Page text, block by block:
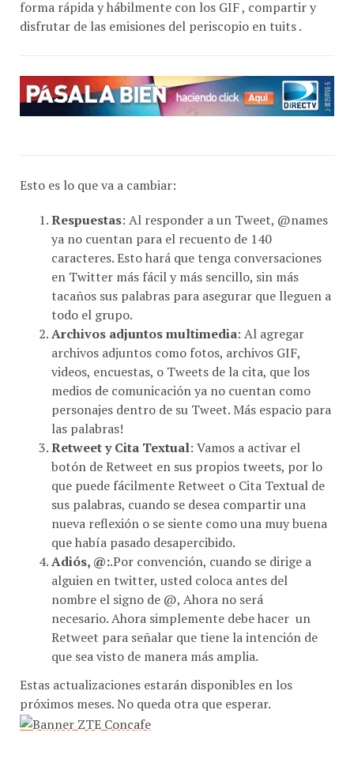
disfrutar de las emisiones del periscopio en tuits .
ya no cuentan para el recuento de 140
caracteres. Esto hará que tenga conversaciones
en Twitter más fácil y más sencillo, sin más
tacaños sus palabras para asegurar que lleguen a
todo el grupo.
Archivos adjuntos multimedia
archivos adjuntos como fotos, archivos GIF,
videos, encuestas, o Tweets de la cita, que los
medios de comunicación ya no cuentan como
personajes dentro de su Tweet. Más espacio para
las palabras!
Retweet y Cita Textual
botón de Retweet en sus propios tweets, por lo
que puede fácilmente Retweet o Cita Textual de
sus palabras, cuando se desea compartir una
nueva reflexión o se siente como una muy buena
que había pasado desapercibido.
Adiós, @: .Por convención, cuando se dirige a
alguien en twitter, usted coloca antes del
nombre el signo de @, Ahora no será
necesario. Ahora simplemente debe hacer un
Retweet para señalar que tiene la intención de
que sea visto de manera más amplia.
Estas actualizaciones estarán disponibles en los
próximos meses. No queda otra que esperar.